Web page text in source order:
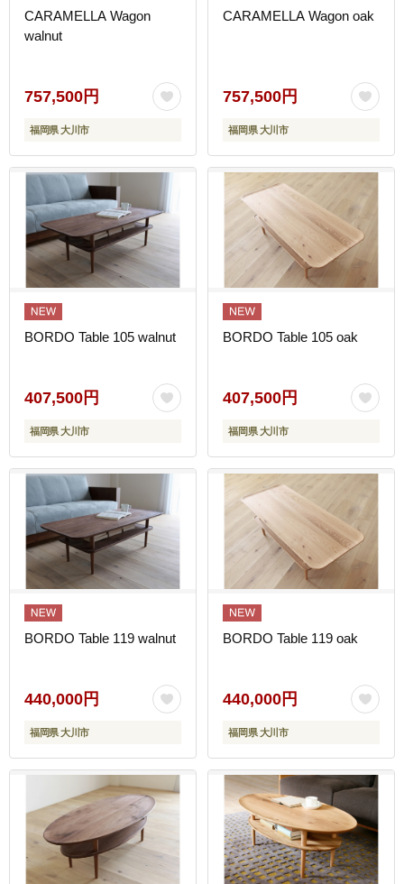
CARAMELLA Wagon
walnut
757,500円
福岡県 大川市
CARAMELLA Wagon oak
757,500円
福岡県 大川市
BORDO Table 105 walnut
407,500円
福岡県 大川市
BORDO Table 105 oak
407,500円
福岡県 大川市
BORDO Table 119 walnut
440,000円
福岡県 大川市
BORDO Table 119 oak
440,000円
福岡県 大川市